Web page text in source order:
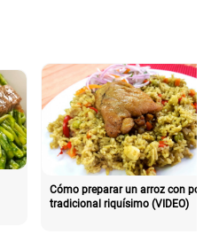
Cómo preparar un arroz con pollo
tradicional riquísimo (VIDEO)